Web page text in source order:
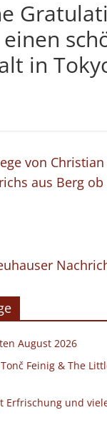
in
von
aus Berg
August 2026
Feinig & The
Erfrischung und